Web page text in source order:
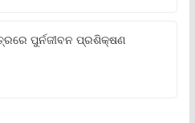
ପୁର୍ନଜୀବନ ପ୍ରଶିକ୍ଷଣ